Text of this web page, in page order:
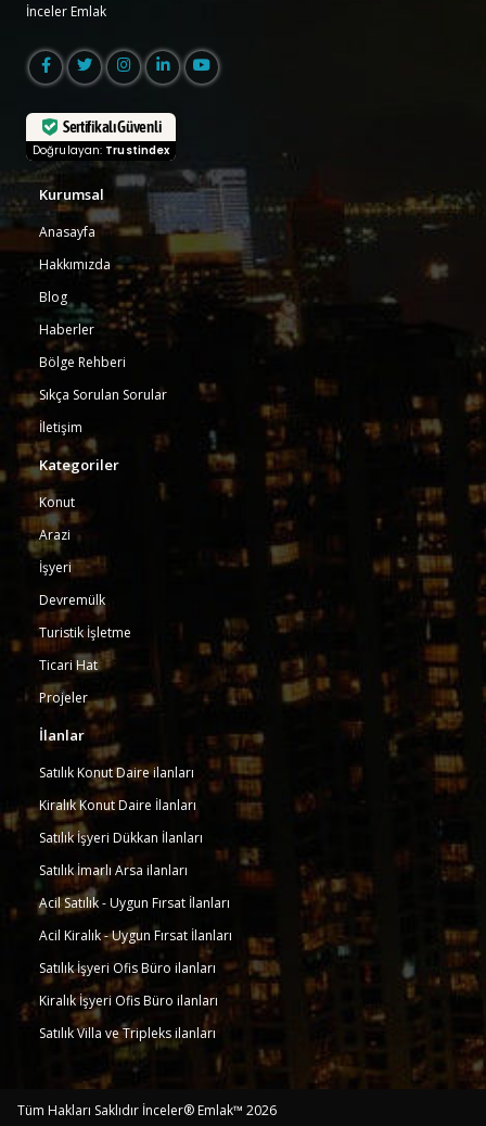
İnceler Emlak
Sertifikalı Güvenli
Doğrulayan: Trustindex
Kurumsal
Anasayfa
Hakkımızda
Blog
Haberler
Bölge Rehberi
Sıkça Sorulan Sorular
İletişim
Kategoriler
Konut
Arazi
İşyeri
Devremülk
Turistik İşletme
Ticari Hat
Projeler
İlanlar
Satılık Konut Daire ilanları
Kiralık Konut Daire İlanları
Satılık İşyeri Dükkan İlanları
Satılık İmarlı Arsa ilanları
Acil Satılık - Uygun Fırsat İlanları
Acil Kiralık - Uygun Fırsat İlanları
Satılık İşyeri Ofis Büro ilanları
Kiralık İşyeri Ofis Büro ilanları
Satılık Villa ve Tripleks ilanları
Tüm Hakları Saklıdır İnceler® Emlak™ 2026